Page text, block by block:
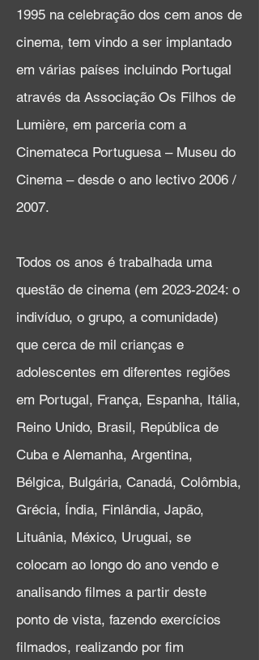
1995 na celebração dos cem anos de
cinema, tem vindo a ser implantado
em várias países incluindo Portugal
através da Associação Os Filhos de
Lumière, em parceria com a
Cinemateca Portuguesa – Museu do
Cinema – desde o ano lectivo 2006 /
2007.
Todos os anos é trabalhada uma
questão de cinema (em 2023-2024: o
indivíduo, o grupo, a comunidade)
que cerca de mil crianças e
adolescentes em diferentes regiões
em Portugal, França, Espanha, Itália,
Reino Unido, Brasil, República de
Cuba e Alemanha, Argentina,
Bélgica, Bulgária, Canadá, Colômbia,
Grécia, Índia, Finlândia, Japão,
Lituânia, México, Uruguai, se
colocam ao longo do ano vendo e
analisando filmes a partir deste
ponto de vista, fazendo exercícios
filmados, realizando por fim